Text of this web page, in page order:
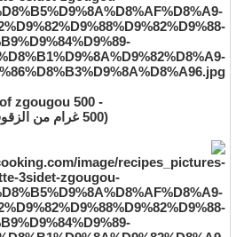
- 500 g of zgougou
(500 غرام من الزقوقو)